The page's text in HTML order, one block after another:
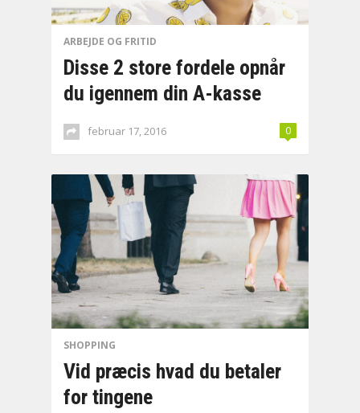
ARBEJDE OG FRITID
Disse 2 store fordele opnår
du igennem din A-kasse
februar 17, 2016 0
SHOPPING
Vid præcis hvad du betaler
for tingene